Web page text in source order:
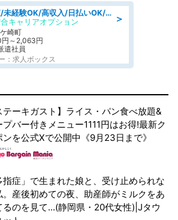
＞
検品・検査/未経験OK/高収入/日払いOK/交替制/20・30・40代活躍中
キャリアオプション
崎町
円～2,063円
遣社員
：求人ボックス
テーキガスト】ライス・パン食べ放題&
プバー付きメニュー1111円はお得!最新ク
ンを公式Xで公開中《9月23日まで》
指症」で生まれた娘と、受け止められな
。産後初めての夜、助産師がミルクをあ
るのを見て...(静岡県・20代女性)|Jタウ